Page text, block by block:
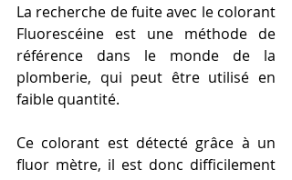
La recherche de fuite avec le colorant
Fluorescéine est une méthode de
référence dans le monde de la
plomberie, qui peut être utilisé en
faible quantité.
Ce colorant est détecté grâce à un
fluor mètre, il est donc difficilement